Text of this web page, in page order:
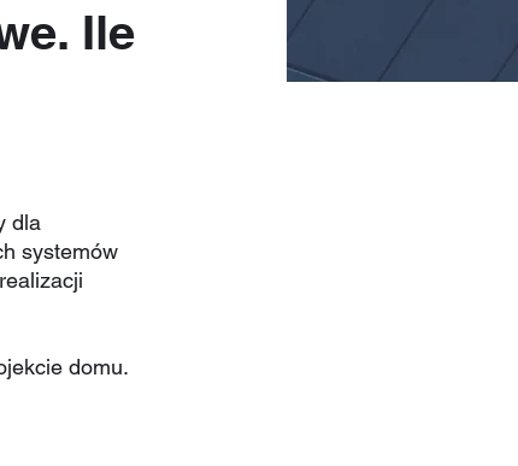
Ile
dla
systemów
domu.